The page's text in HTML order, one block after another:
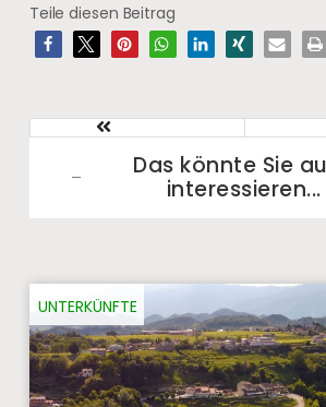
Teile diesen Beitrag
Das könnte Sie
interessieren...​
UNTERKÜNFTE